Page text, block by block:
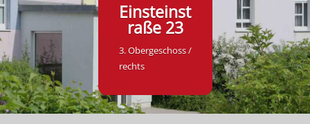
Einsteinst
raße 23
3. Obergeschoss /
rechts